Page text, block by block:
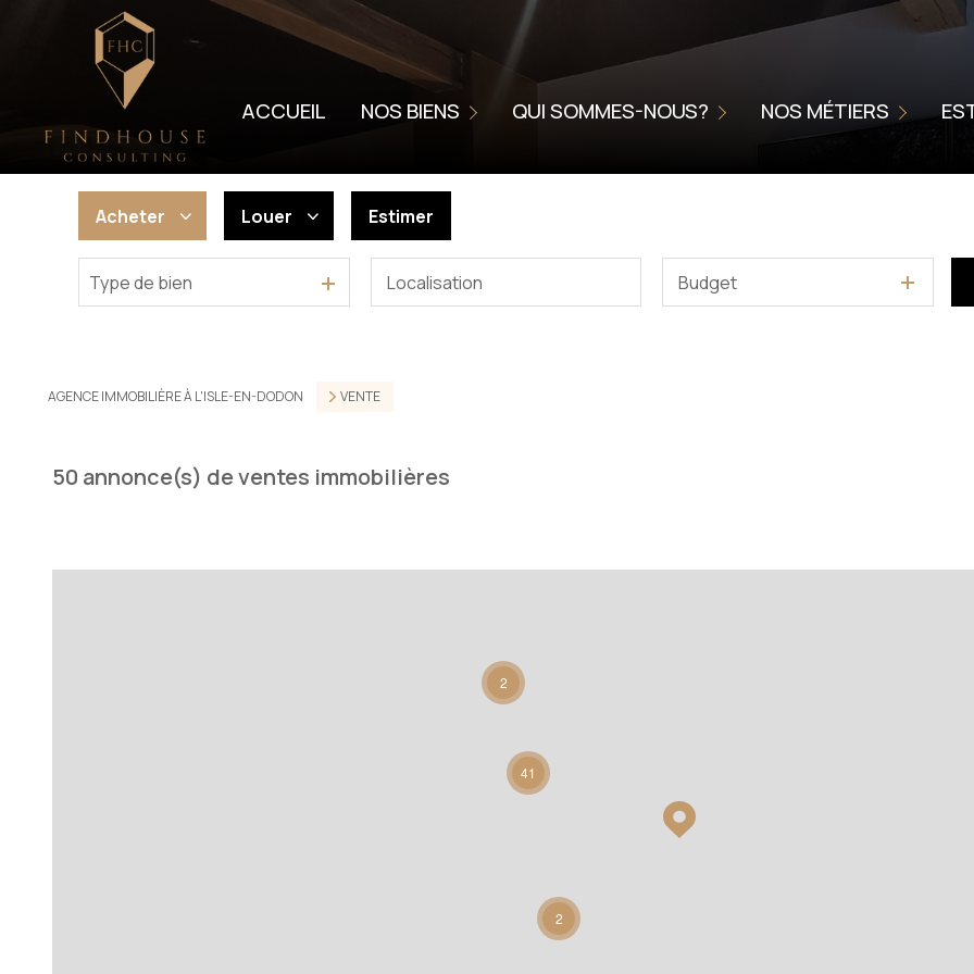
ACCUEIL NOS BIENS
LOCATION
LOCATION SAISONNIÉRE
LOUÉS
VENTES PROFESSIONNELLES
LOCATIONS PROFESSIONNELLES
QUI SOMMES-NOUS?
L'AGENCE
NOS MÉTIERS
METTRE VOTRE BIEN EN
Acheter
De l'ancien
Louer
à l'année
Estimer
Type de bien Budget
AGENCE IMMOBILIÈRE À L'ISLE-EN-DODON VENTE
50 annonce(s) de ventes immobilières
2
2
41